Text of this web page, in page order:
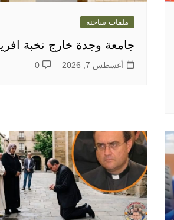
ملفات ساخنة
جامعة وجدة خارج نخبة
أغسطس 7, 2026 0